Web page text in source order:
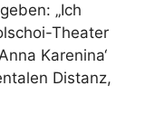
„Ich
Theater
Karenina‘
Distanz,